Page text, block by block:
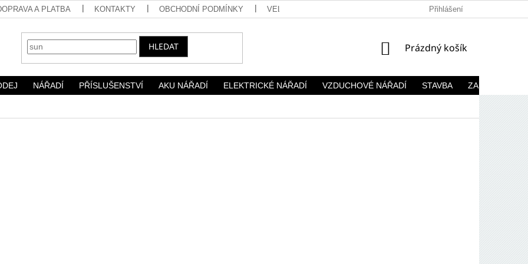
A PLATBA KONTAKTY OBCHODNÍ PODMÍNKY VELKOOBCHOD Přihlášení
HLEDAT
NÁKUPNÍ
Prázdný košík
NÁŘADÍ PŘÍSLUŠENSTVÍ AKU NÁŘADÍ ELEKTRICKÉ NÁŘADÍ VZDUCHOVÉ NÁŘADÍ STAVBA ZAHRADA